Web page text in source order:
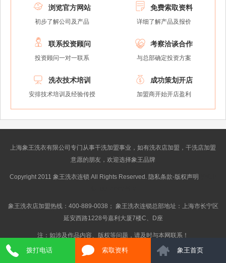
 浏览官方网站
初步了解公司及产品
 免费索取资料
详细了解产品及报价
 联系投资顾问
投资顾问一对一联系
 考察洽谈合作
与总部确定投资方案
 洗衣技术培训
安排技术培训及经验传授
 成功策划开店
加盟商开始开店盈利
上海象王洗衣有限公司专门从事干洗加盟事业，如有洗衣店加盟，干洗店加盟
意愿的朋友，欢迎选择象王品牌
Copyright 2011 象王洗衣连锁 All Rights Reserved. 隐私条款-版权声明
象王洗衣店加盟热线：400-889-0038； 象王洗衣连锁总部地址：上海市长宁区
延安西路1228号嘉利大厦7楼C、D座
注：如涉及作品内容、版权等问题，请及时与本网联系！
拨打电话 索取资料 象王首页
} Get_Spider();